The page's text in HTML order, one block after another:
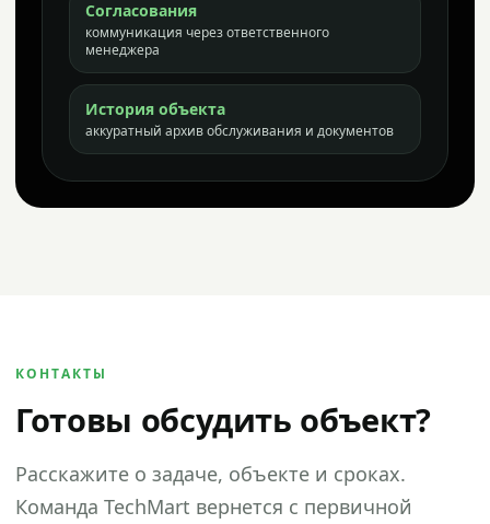
Согласования
коммуникация через ответственного
менеджера
История объекта
аккуратный архив обслуживания и документов
КОНТАКТЫ
Готовы обсудить объект?
Расскажите о задаче, объекте и сроках.
Команда TechMart вернется с первичной